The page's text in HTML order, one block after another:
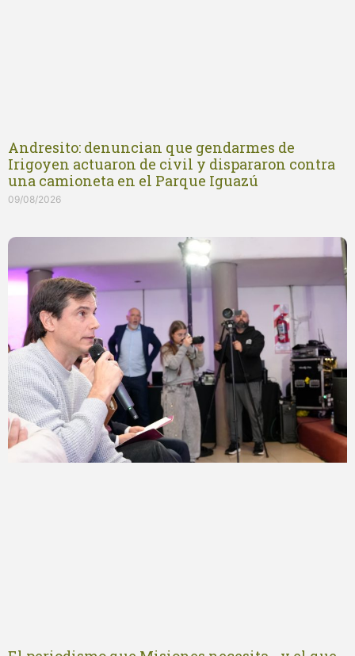
Andresito: denuncian que gendarmes de
Irigoyen actuaron de civil y dispararon contra
una camioneta en el Parque Iguazú
09/08/2026